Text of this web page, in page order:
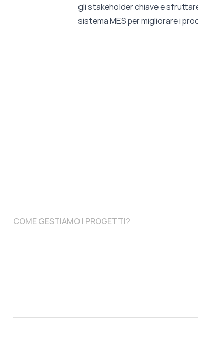
gli stakeholder chiave e
sistema MES per migliorare i
COME GESTIAMO I PROGETTI?